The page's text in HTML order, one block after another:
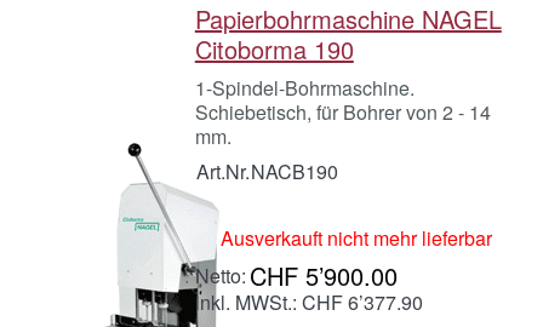
Papierbohrmaschine NAGEL
Citoborma 190
1-Spindel-Bohrmaschine.
Schiebetisch, für Bohrer von 2 - 14
mm.
Art.Nr.NACB190
Ausverkauft nicht mehr lieferbar
CHF 5’900.00
inkl. MWSt.: CHF 6’377.90